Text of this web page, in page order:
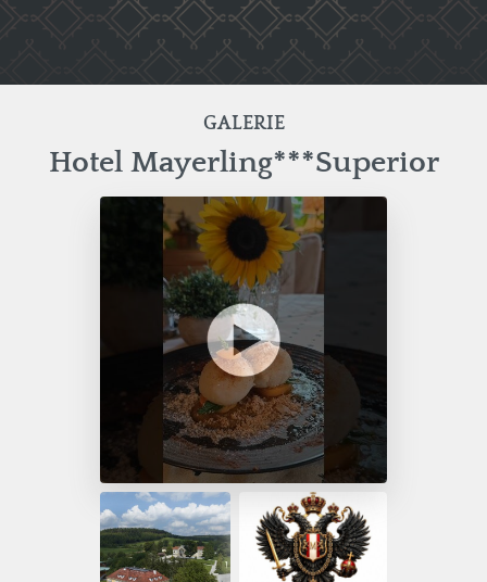
GALERIE
Hotel Mayerling***Superior